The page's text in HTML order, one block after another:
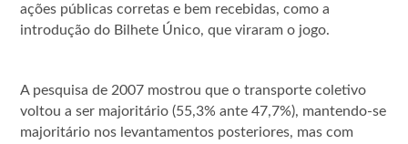
ações públicas corretas e bem recebidas, como a
introdução do Bilhete Único, que viraram o jogo.
A pesquisa de 2007 mostrou que o transporte coletivo
voltou a ser majoritário (55,3% ante 47,7%), mantendo-se
majoritário nos levantamentos posteriores, mas com